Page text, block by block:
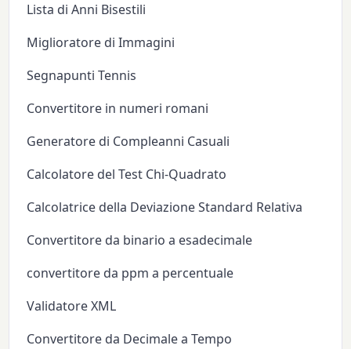
Lista di Anni Bisestili
Miglioratore di Immagini
Segnapunti Tennis
Convertitore in numeri romani
Generatore di Compleanni Casuali
Calcolatore del Test Chi-Quadrato
Calcolatrice della Deviazione Standard Relativa
Convertitore da binario a esadecimale
convertitore da ppm a percentuale
Validatore XML
Convertitore da Decimale a Tempo